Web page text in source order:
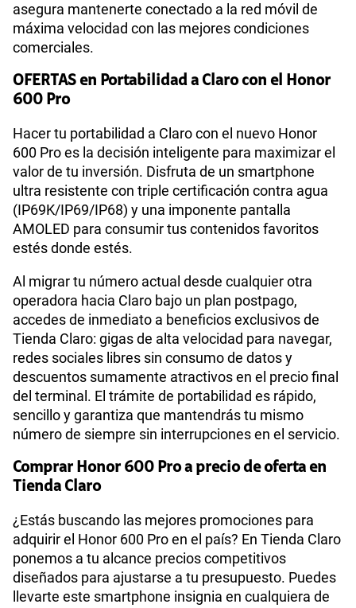
asegura mantenerte conectado a la red móvil de
máxima velocidad con las mejores condiciones
comerciales.
OFERTAS en Portabilidad a Claro con el Honor
600 Pro
Hacer tu portabilidad a Claro con el nuevo Honor
600 Pro es la decisión inteligente para maximizar el
valor de tu inversión. Disfruta de un smartphone
ultra resistente con triple certificación contra agua
(IP69K/IP69/IP68) y una imponente pantalla
AMOLED para consumir tus contenidos favoritos
estés donde estés.
Al migrar tu número actual desde cualquier otra
operadora hacia Claro bajo un plan postpago,
accedes de inmediato a beneficios exclusivos de
Tienda Claro: gigas de alta velocidad para navegar,
redes sociales libres sin consumo de datos y
descuentos sumamente atractivos en el precio final
del terminal. El trámite de portabilidad es rápido,
sencillo y garantiza que mantendrás tu mismo
número de siempre sin interrupciones en el servicio.
Comprar Honor 600 Pro a precio de oferta en
Tienda Claro
¿Estás buscando las mejores promociones para
adquirir el Honor 600 Pro en el país? En Tienda Claro
ponemos a tu alcance precios competitivos
diseñados para ajustarse a tu presupuesto. Puedes
llevarte este smartphone insignia en cualquiera de